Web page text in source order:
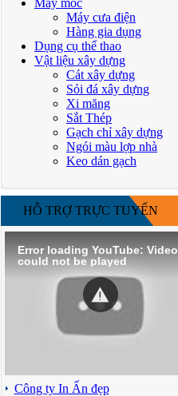
Máy móc
Máy cưa điện
Hàng gia dụng
Dụng cụ thể thao
Vật liệu xây dựng
Cát xây dựng
Sỏi đá xây dựng
Xi măng
Sắt Thép
Gạch chỉ xây dựng
Ngói màu lợp nhà
Keo dán gạch
HỖ TRỢ TRỰC TUYẾN
Error loading YouTube: Video
could not be played
Công ty In Ấn đẹp